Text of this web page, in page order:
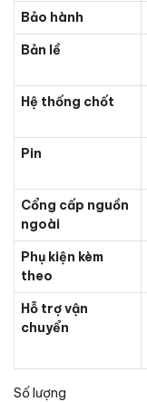
Bảo hành
Bản lề
Hệ thống chốt
Pin
Cổng cấp nguồn
ngoài
Phụ kiện kèm
theo
Hỗ trợ vận
chuyển
Số lượng